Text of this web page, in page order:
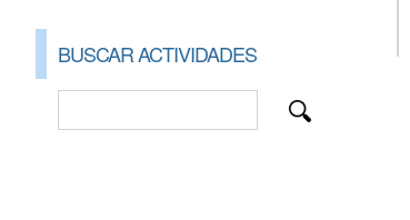
BUSCAR ACTIVIDADES